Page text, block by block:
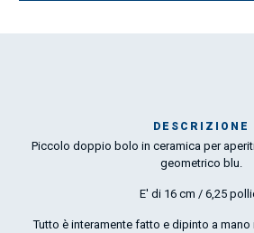
DESCRIZIONE
Piccolo doppio bolo in ceramica per
geometrico blu.
E' di 16 cm / 6,25
Tutto è interamente fatto e dipinto a